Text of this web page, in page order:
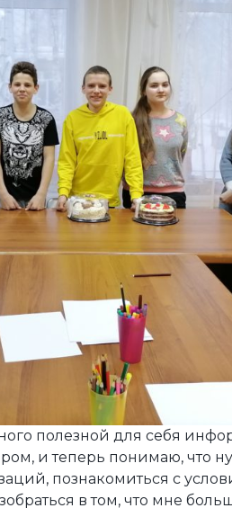
полезной для себя
и теперь понимаю, что
познакомиться с
в том, что мне